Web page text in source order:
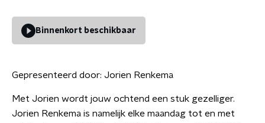
Binnenkort beschikbaar
Gepresenteerd door: Jorien Renkema
Met Jorien wordt jouw ochtend een stuk gezelliger.
Jorien Renkema is namelijk elke maandag tot en met